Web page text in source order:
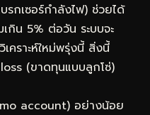
กเซอร์กำลังไฟ) ช่วยได้
กิน 5% ต่อวัน ระบบจะ
คราะห์ใหม่พรุ่งนี้ สิ่งนี้
(ขาดทุนแบบลูกโซ่)
account) อย่างน้อย